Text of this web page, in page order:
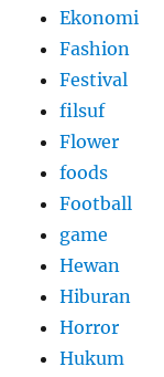
Ekonomi
Fashion
Festival
filsuf
Flower
foods
Football
game
Hewan
Hiburan
Horror
Hukum